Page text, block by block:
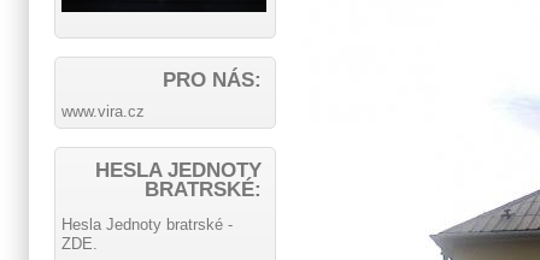
PRO NÁS:
www.vira.cz
HESLA JEDNOTY
BRATRSKÉ:
Hesla Jednoty bratrské -
ZDE.